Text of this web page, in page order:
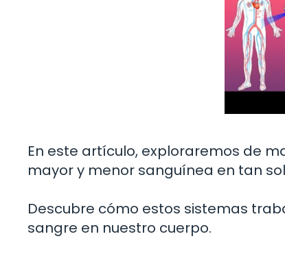
En este artículo, exploraremos de
mayor y menor sanguínea en tan
Descubre cómo estos sistemas
sangre en nuestro cuerpo.